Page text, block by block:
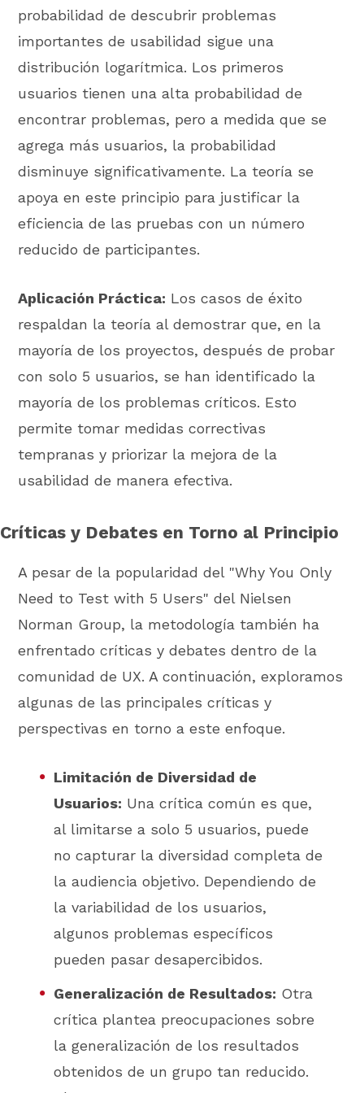
probabilidad de descubrir problemas
importantes de usabilidad sigue una
distribución logarítmica. Los primeros
usuarios tienen una alta probabilidad de
encontrar problemas, pero a medida que se
agrega más usuarios, la probabilidad
disminuye significativamente. La teoría se
apoya en este principio para justificar la
eficiencia de las pruebas con un número
reducido de participantes.
Aplicación Práctica: Los casos de éxito
respaldan la teoría al demostrar que, en la
mayoría de los proyectos, después de probar
con solo 5 usuarios, se han identificado la
mayoría de los problemas críticos. Esto
permite tomar medidas correctivas
tempranas y priorizar la mejora de la
usabilidad de manera efectiva.
Críticas y Debates en Torno al Principio
A pesar de la popularidad del "Why You Only
Need to Test with 5 Users" del Nielsen
Norman Group, la metodología también ha
enfrentado críticas y debates dentro de la
comunidad de UX. A continuación, exploramos
algunas de las principales críticas y
perspectivas en torno a este enfoque.
Limitación de Diversidad de
Usuarios: Una crítica común es que,
al limitarse a solo 5 usuarios, puede
no capturar la diversidad completa de
la audiencia objetivo. Dependiendo de
la variabilidad de los usuarios,
algunos problemas específicos
pueden pasar desapercibidos.
Generalización de Resultados: Otra
crítica plantea preocupaciones sobre
la generalización de los resultados
obtenidos de un grupo tan reducido.